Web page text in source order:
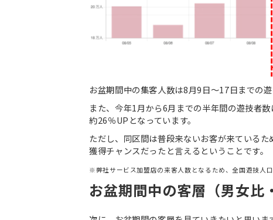
お盆期間中の集客人数は8月9日～17日までの
また、今年1月から6月までの半年間の遊技者
約26％UPとなっています。
ただし、同区間は普段来ないお客が来ている
獲得チャンスだったと言えるということです。
※弊社サービス加盟店の来客人数となるため、全国遊技人
お盆期間中の客層（男女比